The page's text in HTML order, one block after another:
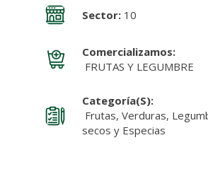
Sector:10
Comercializamos:
FRUTAS Y LEGUMBRE
Categoría(s):
Frutas, Verduras,
secos y Especias